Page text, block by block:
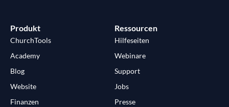
Produkt
ChurchTools
Academy
Blog
Website
Finanzen
Ressourcen
Hilfeseiten
Webinare
Support
Jobs
Presse